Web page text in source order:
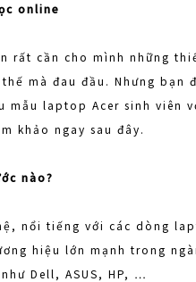
online
rất cần cho mình những
mà đau đầu. Nhưng bạn
laptop Acer sinh viên
khảo ngay sau đây.
nào?
nổi tiếng với các dòng
hiệu lớn mạnh trong
Dell, ASUS, HP, …